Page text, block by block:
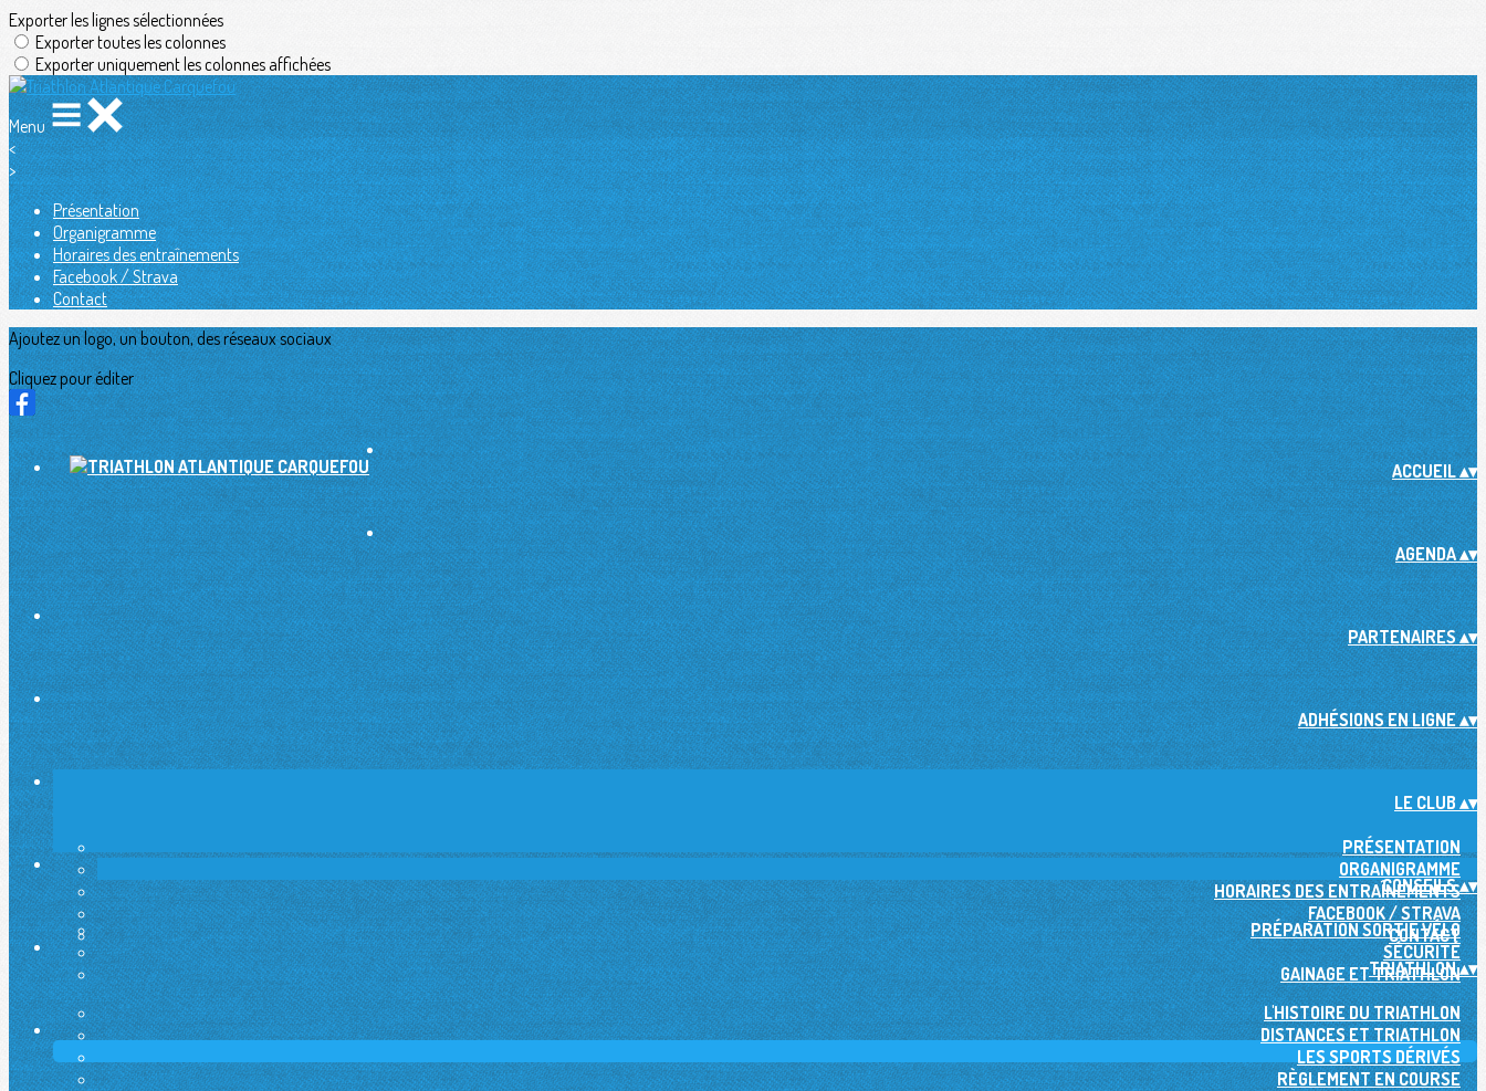
Exporter les lignes sélectionnées
Exporter toutes les colonnes
Exporter uniquement les colonnes affichées
Menu
<
>
Présentation
Organigramme
Horaires des entraînements
Facebook / Strava
Contact
Ajoutez un logo, un bouton, des réseaux sociaux
Cliquez pour éditer
ACCUEIL▴▾
AGENDA▴▾
PARTENAIRES▴▾
ADHÉSIONS EN LIGNE▴▾
LE CLUB ▴▾
PRÉSENTATION
ORGANIGRAMME
HORAIRES DES ENTRAÎNEMENTS
FACEBOOK / STRAVA
CONTACT
CONSEILS▴▾
PRÉPARATION SORTIE VÉLO
SÉCURITÉ
GAINAGE ET TRIATHLON
TRIATHLON▴▾
L'HISTOIRE DU TRIATHLON
DISTANCES ET TRIATHLON
LES SPORTS DÉRIVÉS
RÈGLEMENT EN COURSE